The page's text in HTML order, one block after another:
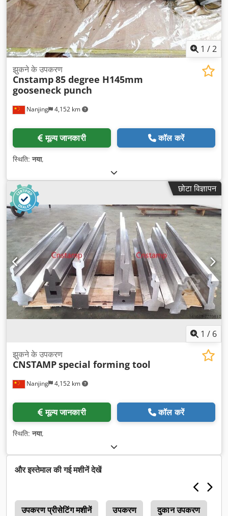
1 /2
Nanjing 4,152 km
झुकने के उपकरण
Cnstamp85 degree H145mm
gooseneck punch
मूल्य जानकारी कॉल करें
स्थिति:नया,
छोटा विज्ञापन
1 / 6
Nanjing 4,152 km
झुकने के उपकरण
CNSTAMPspecial forming tool
मूल्य जानकारी कॉल करें
स्थिति:नया,
और इस्तेमाल की गई मशीनें देखें
उपकरण प्रीसेटिंग मशीनें उपकरण दुकान उपकरण